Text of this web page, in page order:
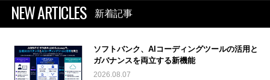
NEW ARTICLES 新着記事
ソフトバンク、AIコーディングツールの活用と
ガバナンスを両立する新機能
2026.08.07